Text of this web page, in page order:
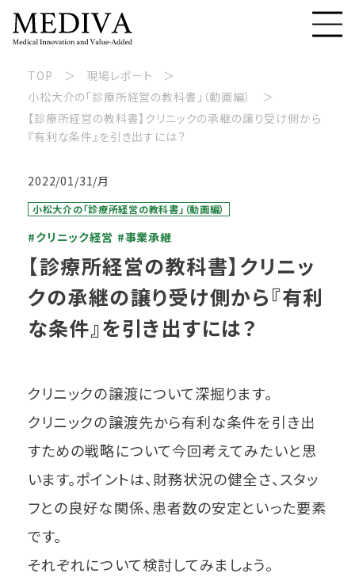
TOP
現場レポート
小松大介の「診療所経営の教科書」（動画編）
【診療所経営の教科書】クリニックの承継の譲り受け側から
『有利な条件』を引き出すには？
2022/01/31/月
小松大介の「診療所経営の教科書」（動画編）
#クリニック経営 #事業承継
【診療所経営の教科書】クリニッ
クの承継の譲り受け側から『有利
な条件』を引き出すには？
クリニックの譲渡について深掘ります。
クリニックの譲渡先から有利な条件を引き出
すための戦略について今回考えてみたいと思
います。ポイントは、財務状況の健全さ、スタッ
フとの良好な関係、患者数の安定といった要素
です。
それぞれについて検討してみましょう。